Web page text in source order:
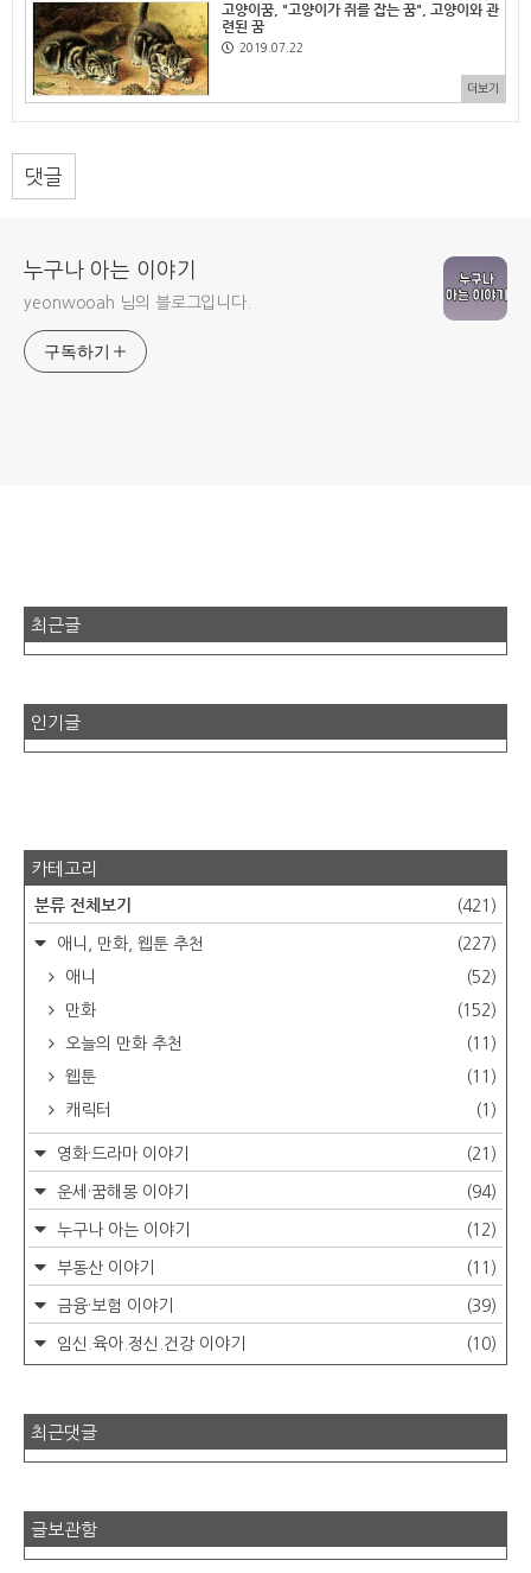
고양이꿈, "고양이가 쥐를 잡는 꿈", 고양이와 관
련된 꿈
2019.07.22
더보기
댓글
누구나 아는 이야기
yeonwooah 님의 블로그입니다.
구독하기
최근글
인기글
카테고리
분류 전체보기 (421)
애니, 만화, 웹툰 추천
(227)
애니
(52)
만화
(152)
오늘의 만화 추천
(11)
웹툰
(11)
캐릭터
(1)
영화·드라마 이야기 (21)
운세·꿈해몽 이야기 (94)
누구나 아는 이야기 (12)
부동산 이야기 (11)
금융·보험 이야기 (39)
임신.육아.정신.건강 이야기 (10)
최근댓글
글보관함